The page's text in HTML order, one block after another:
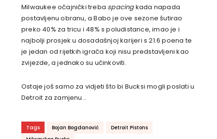
Milwaukee očajnički treba spacingkada napada
postavljenu obranu, a Babo je ove sezone šutirao
preko 40% za tricu i 48% s poludistance, imao je i
najbolji prosjek u dosadašnjoj karijeri s 21.6 poena te
je jedan od rijetkih igrača koji nisu predstavljeni kao
zvijezde, a jednako su učinkoviti.
Ostaje još samo za vidjeti što bi Bucksi mogli poslati u
Detroit za zamjenu…
Tags Bojan Bogdanović
Detroit Pistons